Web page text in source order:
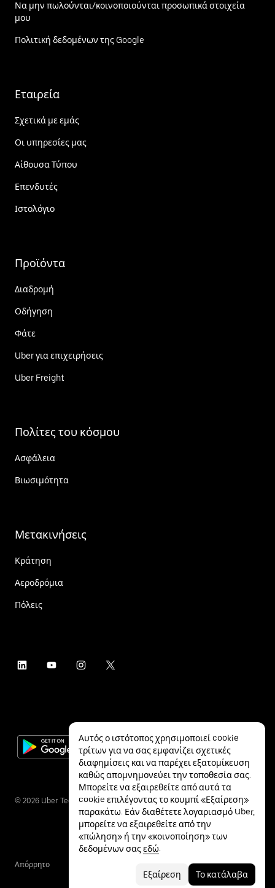
Να μην πωλούνται/κοινοποιούνται προσωπικά στοιχεία
μου
Πολιτική δεδομένων της Google
Εταιρεία
Σχετικά με εμάς
Οι υπηρεσίες μας
Αίθουσα Τύπου
Επενδυτές
Ιστολόγιο
Προϊόντα
Διαδρομή
Οδήγηση
Φάτε
Uber για επιχειρήσεις
Uber Freight
Πολίτες του κόσμου
Ασφάλεια
Βιωσιμότητα
Μετακινήσεις
Κράτηση
Αεροδρόμια
Πόλεις
© 2026 Uber Technologies Inc.
Απόρρητο
Αυτός ο ιστότοπος χρησιμοποιεί cookie
τρίτων για να σας εμφανίζει σχετικές
διαφημίσεις και να παρέχει εξατομίκευση
καθώς απομνημονεύει την τοποθεσία σας.
Μπορείτε να εξαιρεθείτε από αυτά τα
cookie επιλέγοντας το κουμπί «Εξαίρεση»
παρακάτω. Εάν διαθέτετε λογαριασμό Uber,
μπορείτε να εξαιρεθείτε από την
«πώληση» ή την «κοινοποίηση» των
δεδομένων σαςεδώ.
Εξαίρεση Το κατάλαβα